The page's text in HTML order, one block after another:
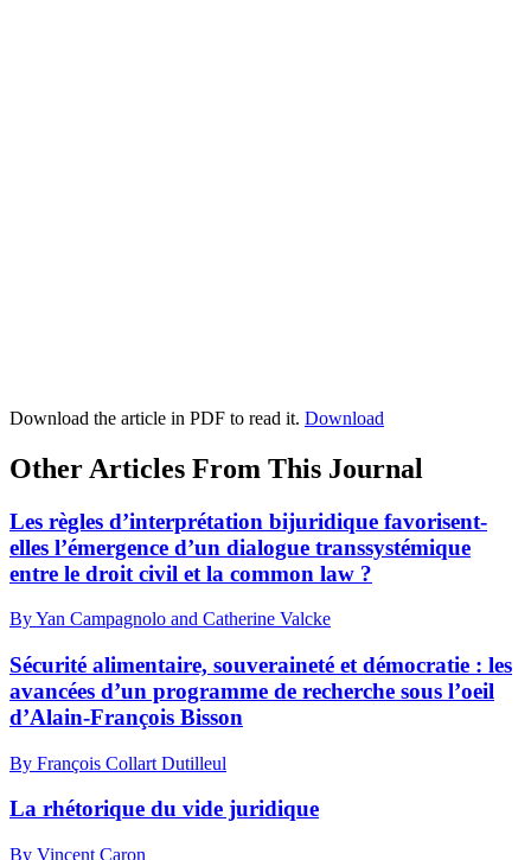
Download the article in PDF to read it. Download
Other Articles From This Journal
Les règles d’interprétation bijuridique favorisent-
elles l’émergence d’un dialogue transsystémique
entre le droit civil et la common law ?
By Yan Campagnolo and Catherine Valcke
Sécurité alimentaire, souveraineté et démocratie : les
avancées d’un programme de recherche sous l’oeil
d’Alain-François Bisson
By François Collart Dutilleul
La rhétorique du vide juridique
By Vincent Caron